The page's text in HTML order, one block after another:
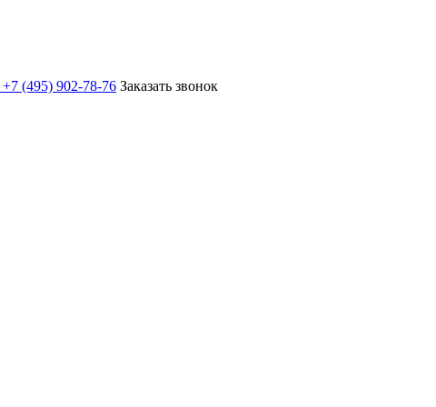
+7 (495) 902-78-76 Заказать звонок